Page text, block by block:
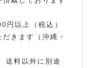
円以上（税込）
きます（沖縄・
送料以外に別途